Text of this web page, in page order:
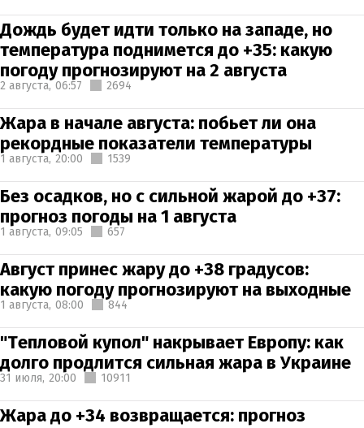
Дождь будет идти только на западе, но
температура поднимется до +35: какую
погоду прогнозируют на 2 августа
2 августа, 06:57 2694
Жара в начале августа: побьет ли она
рекордные показатели температуры
1 августа, 20:00 1539
Без осадков, но с сильной жарой до +37:
прогноз погоды на 1 августа
1 августа, 09:05 657
Август принес жару до +38 градусов:
какую погоду прогнозируют на выходные
1 августа, 08:00 844
"Тепловой купол" накрывает Европу: как
долго продлится сильная жара в Украине
31 июля, 20:00 10911
Жара до +34 возвращается: прогноз